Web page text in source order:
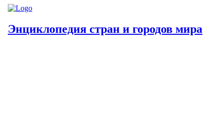
Энциклопедия стран и городов мира